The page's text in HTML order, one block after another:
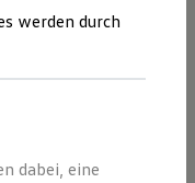
werden durch
dabei, eine